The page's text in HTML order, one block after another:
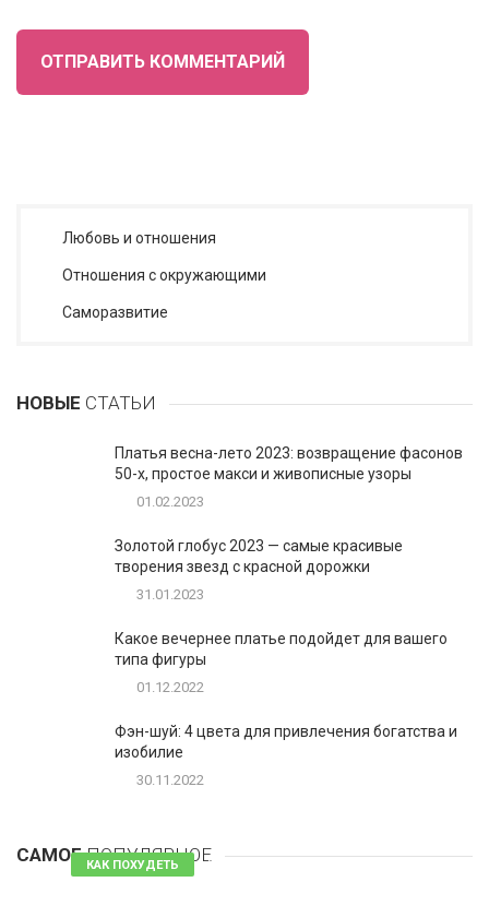
ОТПРАВИТЬ КОММЕНТАРИЙ
Любовь и отношения
Отношения с окружающими
Саморазвитие
НОВЫЕ СТАТЬИ
Платья весна-лето 2023: возвращение фасонов
50-х, простое макси и живописные узоры
01.02.2023
Золотой глобус 2023 — самые красивые
творения звезд с красной дорожки
31.01.2023
Какое вечернее платье подойдет для вашего
типа фигуры
01.12.2022
Фэн-шуй: 4 цвета для привлечения богатства и
изобилие
30.11.2022
САМОЕПОПУЛЯРНОЕ
КАК ПОХУДЕТЬ 81 комментарий